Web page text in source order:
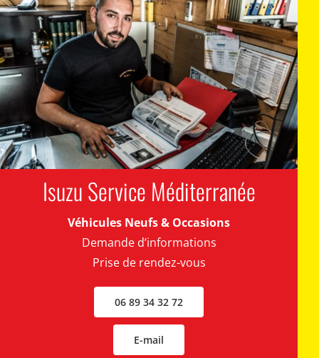
Isuzu Service Méditerranée
Véhicules Neufs & Occasions
Demande d’informations
Prise de rendez-vous
06 89 34 32 72
E-mail